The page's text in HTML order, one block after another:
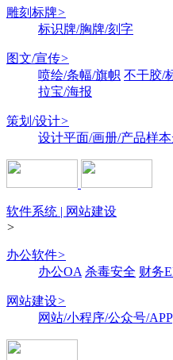
雕刻标牌>
标识牌/胸牌/刻字
图文/宣传>
喷绘/条幅/旗帜 不干胶/
拉宝/海报
策划/设计>
设计平面/画册/产品样
软件系统 | 网站建设
>
办公软件>
办公OA 杀毒安全 财务
网站建设>
网站/小程序/公众号/APP